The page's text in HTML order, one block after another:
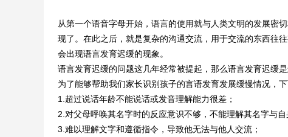
从第一个语音字母开始，语言的使用就与人类文明的发展密
现了。在此之后，就是复杂的沟通交流，用于交流的东西往
会出现语言发育迟缓的现象。
语言发育迟缓的问题这几年经常被提起，那么语言发育迟缓
为了能够帮助我们家长识别孩子的言语发育发展缓慢情况，
1.超过说话年龄不能说话或发音理解能力很差；
2.对父母呼唤其名字时的反应意识不够，不能理解其名字与
3.难以理解文字和遵循指令，导致他无法与他人交流；